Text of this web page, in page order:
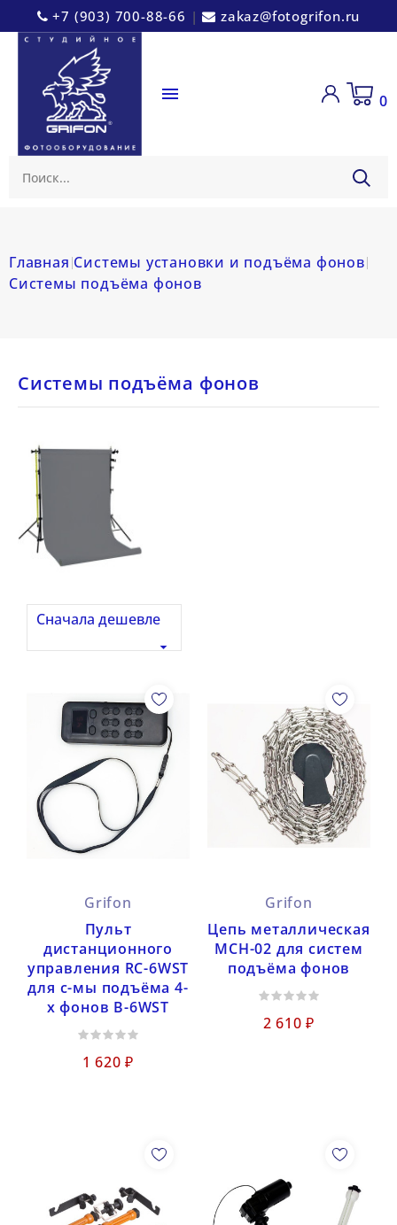
+7 (903) 700-88-66 | zakaz@fotogrifon.ru
 0
Главная Системы установки и подъёма фонов
Системы подъёма фонов
Системы подъёма фонов
Сначала дешевле

Grifon
Пульт
дистанционного
управления RC-6WST
для с-мы подъёма 4-
х фонов B-6WST
1 620 ₽
Grifon
Цепь металлическая
MCH-02 для систем
подъёма фонов
2 610 ₽